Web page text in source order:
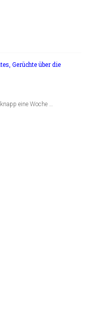
Gerüchte über die
eine Woche …